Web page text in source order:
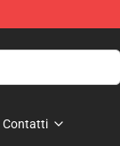
Contatti